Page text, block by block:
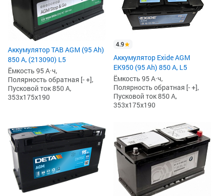
Аккумулятор TAB AGM (95 Ah)
850 А, (213090) L5
Ёмкость 95 А·ч,
Полярность обратная [- +],
Пусковой ток 850 А,
353x175x190
4.9
Аккумулятор Exide AGM
EK950 (95 Ah) 850 А, L5
Ёмкость 95 А·ч,
Полярность обратная [- +],
Пусковой ток 850 А,
353x175x190